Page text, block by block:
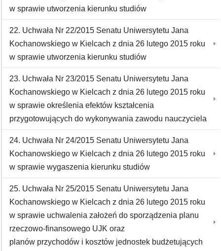
w sprawie utworzenia kierunku studiów
22. Uchwała Nr 22/2015 Senatu Uniwersytetu Jana
Kochanowskiego w Kielcach z dnia 26 lutego 2015 roku
w sprawie utworzenia kierunku studiów
23. Uchwała Nr 23/2015 Senatu Uniwersytetu Jana
Kochanowskiego w Kielcach z dnia 26 lutego 2015 roku
w sprawie określenia efektów kształcenia
przygotowujących do wykonywania zawodu nauczyciela
24. Uchwała Nr 24/2015 Senatu Uniwersytetu Jana
Kochanowskiego w Kielcach z dnia 26 lutego 2015 roku
w sprawie wygaszenia kierunku studiów
25. Uchwała Nr 25/2015 Senatu Uniwersytetu Jana
Kochanowskiego w Kielcach z dnia 26 lutego 2015 roku
w sprawie uchwalenia założeń do sporządzenia planu
rzeczowo-finansowego UJK oraz
planów przychodów i kosztów jednostek budżetujących